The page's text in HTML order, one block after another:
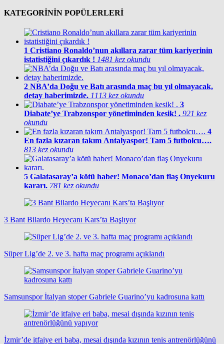
KATEGORİNİN POPÜLERLERİ
1 Cristiano Ronaldo’nun akıllara zarar tüm kariyerinin
istatistiğini çıkardık ! 1481 kez okundu
2 NBA’da Doğu ve Batı arasında maç bu yıl olmayacak,
detay haberimizde. 1113 kez okundu
3
Diabate’ye Trabzonspor yönetiminden kesik! . 921 kez
okundu
4
En fazla kızaran takım Antalyaspor! Tam 5 futbolcu….
813 kez okundu
5 Galatasaray’a kötü haber! Monaco’dan flaş Onyekuru
kararı. 781 kez okundu
3 Bant Bilardo Heyecanı Kars’ta Başlıyor
Süper Lig’de 2. ve 3. hafta maç programı açıklandı
Samsunspor İtalyan stoper Gabriele Guarino’yu kadrosuna kattı
İzmir’de itfaiye eri baba, mesai dışında kızının tenis antrenörlüğünü